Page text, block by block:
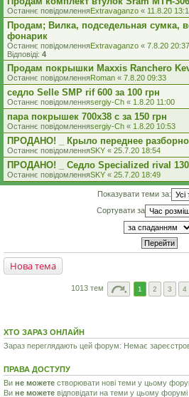
Останнє повідомленняExtravaganzo « 11.8.20
Продам; Вилка, подседельная сумка,
фонарик
Останнє повідомленняExtravaganzo « 7.8.20 20:37
Відповіді: 4
Продам покрышки Maxxis Ranchero
Останнє повідомленняRoman « 7.8.20 09:33
седло Selle SMP rif 600 за 100 грн
Останнє повідомленняsergiy-Ch « 1.8.20 11:00
пара покрышек 700х38 с за 150 грн
Останнє повідомленняsergiy-Ch « 1.8.20 10:53
ПРОДАНО! _ Крыло переднее
Останнє повідомленняSKY « 25.7.20 18:54
ПРОДАНО! _ Седло Specialized rival 130
Останнє повідомленняSKY « 25.7.20 18:49
Показувати теми за:
Сортувати за
Нова тема
1013 тем 1 2 3 4
ХТО ЗАРАЗ ОНЛАЙН
Зараз переглядають цей форум: Немає
ПРАВА ДОСТУПУ
Ви не можете створювати нові теми у цьому
Ви не можете відповідати на теми у цьому форумі